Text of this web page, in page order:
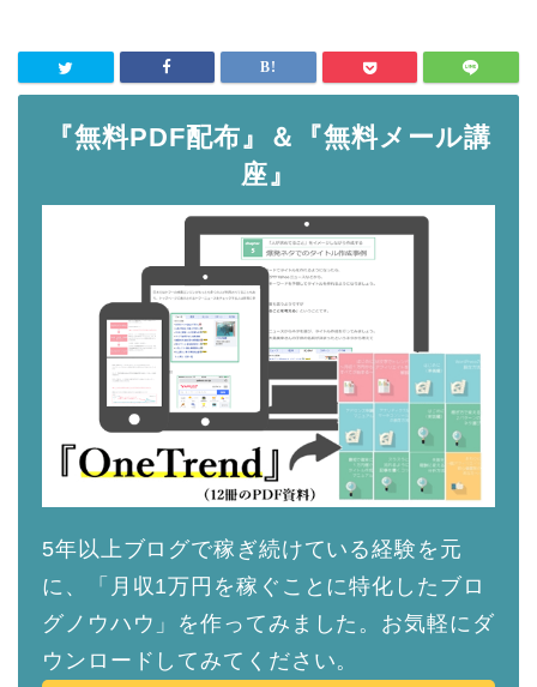
『無料PDF配布』＆『無料メール講
座』
5年以上ブログで稼ぎ続けている経験を元
に、「月収1万円を稼ぐことに特化したブロ
グノウハウ」を作ってみました。お気軽にダ
ウンロードしてみてください。